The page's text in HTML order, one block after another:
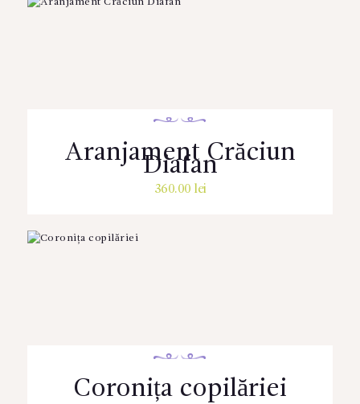
Aranjament Crăciun
Diafan
360.00 lei
Coronița copilăriei